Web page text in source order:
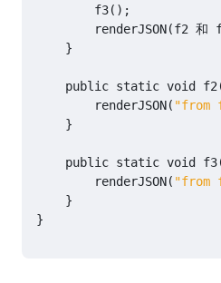
f3();
renderJSON(f2 和
}
public static void f2
renderJSON( "from
}
public static void f3
renderJSON( "from
}
}